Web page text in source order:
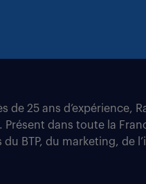
de 25 ans d’expérience,
Présent dans toute la
du BTP, du marketing, de